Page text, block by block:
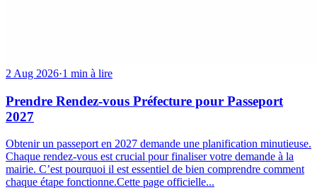
2 Aug 2026·1 min à lire
Prendre Rendez-vous Préfecture pour Passeport
2027
Obtenir un passeport en 2027 demande une planification minutieuse.
Chaque rendez-vous est crucial pour finaliser votre demande à la
mairie. C’est pourquoi il est essentiel de bien comprendre comment
chaque étape fonctionne.Cette page officielle...